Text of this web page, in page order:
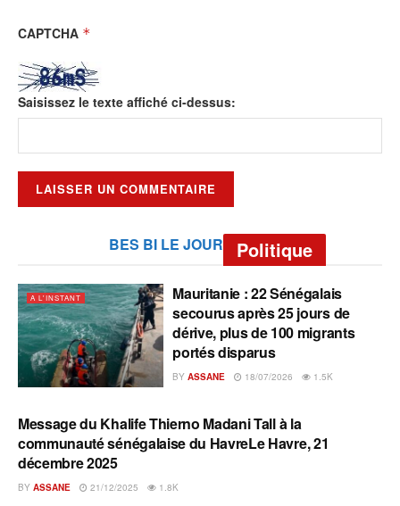
CAPTCHA *
Saisissez le texte affiché ci-dessus:
BES BI LE JOUR Politique
A L'INSTANT
Mauritanie : 22 Sénégalais
secourus après 25 jours de
dérive, plus de 100 migrants
portés disparus
BY ASSANE 18/07/2026 1.5K
A L'INSTANT
Message du Khalife Thierno Madani Tall à la
communauté sénégalaise du HavreLe Havre, 21
décembre 2025
BY ASSANE 21/12/2025 1.8K